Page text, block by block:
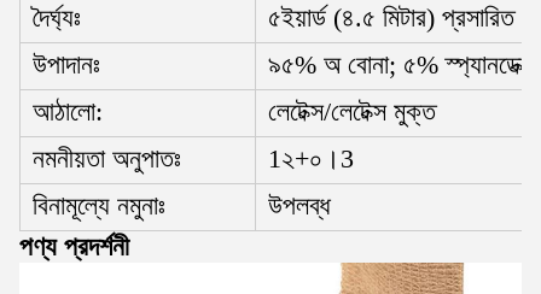
দৈর্ঘ্যঃ
৫ইয়ার্ড (৪.৫ মিটার) প্রসারিত
উপাদানঃ
৯৫% অ বোনা; ৫% স্প্যানডেক্স
আঠালো:
লেটেক্স/লেটেক্স মুক্ত
নমনীয়তা অনুপাতঃ
1২+০।3
বিনামূল্যে নমুনাঃ
উপলব্ধ
পণ্য প্রদর্শনী